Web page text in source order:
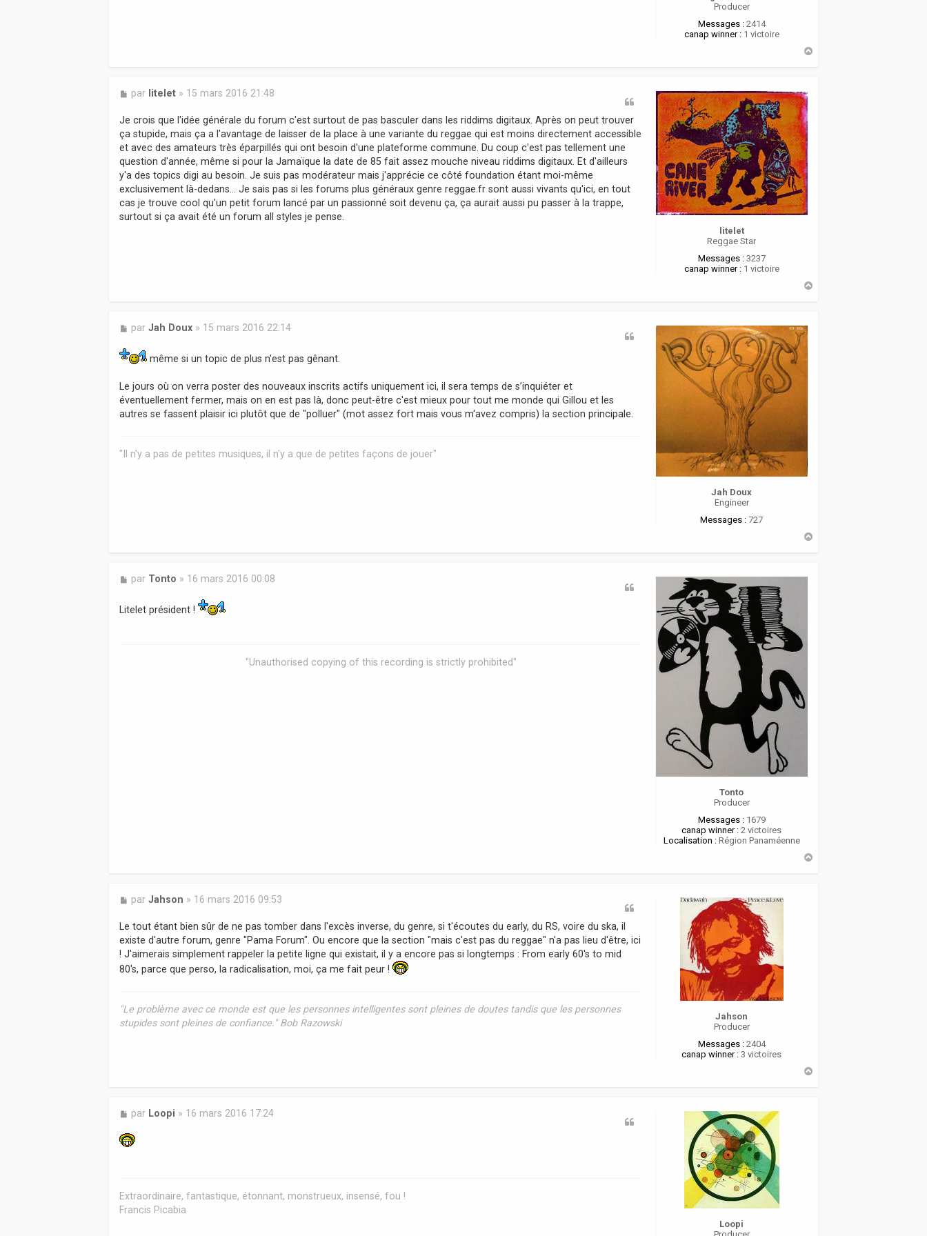
Producer
Messages : 2414
canap winner :1 victoire
litelet
Reggae Star
Messages : 3237
canap winner :1 victoire
M
s
a
g
e
par litelet » 15 mars 2016 21:48
Je crois que l'idée générale du forum c'est surtout de pas basculer dans les riddims digitaux. Après on peut trouver
ça stupide, mais ça a l'avantage de laisser de la place à une variante du reggae qui est moins directement accessible
et avec des amateurs très éparpillés qui ont besoin d'une plateforme commune. Du coup c'est pas tellement une
question d'année, même si pour la Jamaïque la date de 85 fait assez mouche niveau riddims digitaux. Et d'ailleurs
y'a des topics digi au besoin. Je suis pas modérateur mais j'apprécie ce côté foundation étant moi-même
exclusivement là-dedans... Je sais pas si les forums plus généraux genre reggae.fr sont aussi vivants qu'ici, en tout
cas je trouve cool qu'un petit forum lancé par un passionné soit devenu ça, ça aurait aussi pu passer à la trappe,
surtout si ça avait été un forum all styles je pense.
Jah Doux
Engineer
Messages : 727
M
s
s
g
e
parJah Doux » 15 mars 2016 22:14
même si un topic de plus n'est pas gênant.
Le jours où on verra poster des nouveaux inscrits actifs uniquement ici, il sera temps de s’inquiéter et
éventuellement fermer, mais on en est pas là, donc peut-être c'est mieux pour tout me monde qui Gillou et les
autres se fassent plaisir ici plutôt que de "polluer" (mot assez fort mais vous m'avez compris) la section principale.
"Il n'y a pas de petites musiques, il n'y a que de petites façons de jouer"
Tonto
Producer
Messages : 1679
canap winner : 2 victoires
Localisation :Région Panaméenne
M
s
par Tonto » 16 mars 2016 00:08
Litelet président !
"Unauthorised copying of this recording is strictly prohibited"
Jahson
Producer
Messages : 2404
canap winner : 3 victoires
M
s
s
a
g
e
parJahson » 16 mars 2016 09:53
Le tout étant bien sûr de ne pas tomber dans l'excès inverse, du genre, si t'écoutes du early, du RS, voire du ska, il
existe d'autre forum, genre "Pama Forum". Ou encore que la section "mais c'est pas du reggae" n'a pas lieu d'être, ici
! J'aimerais simplement rappeler la petite ligne qui existait, il y a encore pas si longtemps : From early 60's to mid
80's, parce que perso, la radicalisation, moi, ça me fait peur !
"Le problème avec ce monde est que les personnes intelligentes sont pleines de doutes tandis que les personnes
stupides sont pleines de confiance." Bob Razowski
Loopi
M
s
s
par Loopi » 16 mars 2016 17:24
Extraordinaire, fantastique, étonnant, monstrueux, insensé, fou !
Francis Picabia